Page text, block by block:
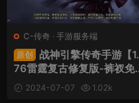
C-传奇 · 手游服务端
原创
战神引擎传奇手游【1.
76雷霆复古修复版-裤衩免
授权】Win一键服务端+安卓
苹果双端+GM后台+视频架
2024-07-07
1.02k